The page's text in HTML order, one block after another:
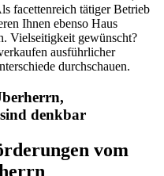
facettenreich tätiger Betrieb
Ihnen ebenso Haus
Vielseitigkeit gewünscht?
ausführlicher
durchschauen.
denkbar
vom